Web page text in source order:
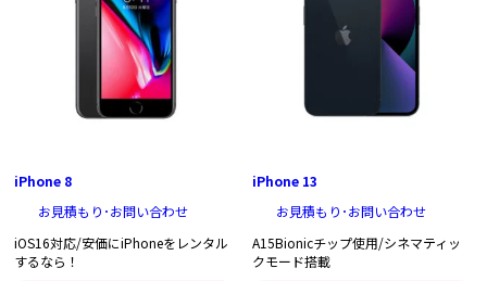
iPhone 8
お見積もり･お問い合わせ
iOS16対応/安価にiPhoneをレンタル
するなら！
iPhone 13
お見積もり･お問い合わせ
A15Bionicチップ使用/シネマティッ
クモード搭載